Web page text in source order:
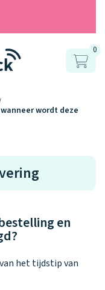
Care
App updates
0
wordt deze
en
het tijdstip van